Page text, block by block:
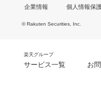
企業情報 個人情報保
© Rakuten Securities, Inc.
楽天グループ
サービス一覧 お